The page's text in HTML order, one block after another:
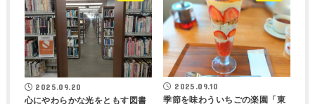
2025.09.20
心にやわらかな光をともす図書
2025.09.10
季節を味わういちごの楽園「東